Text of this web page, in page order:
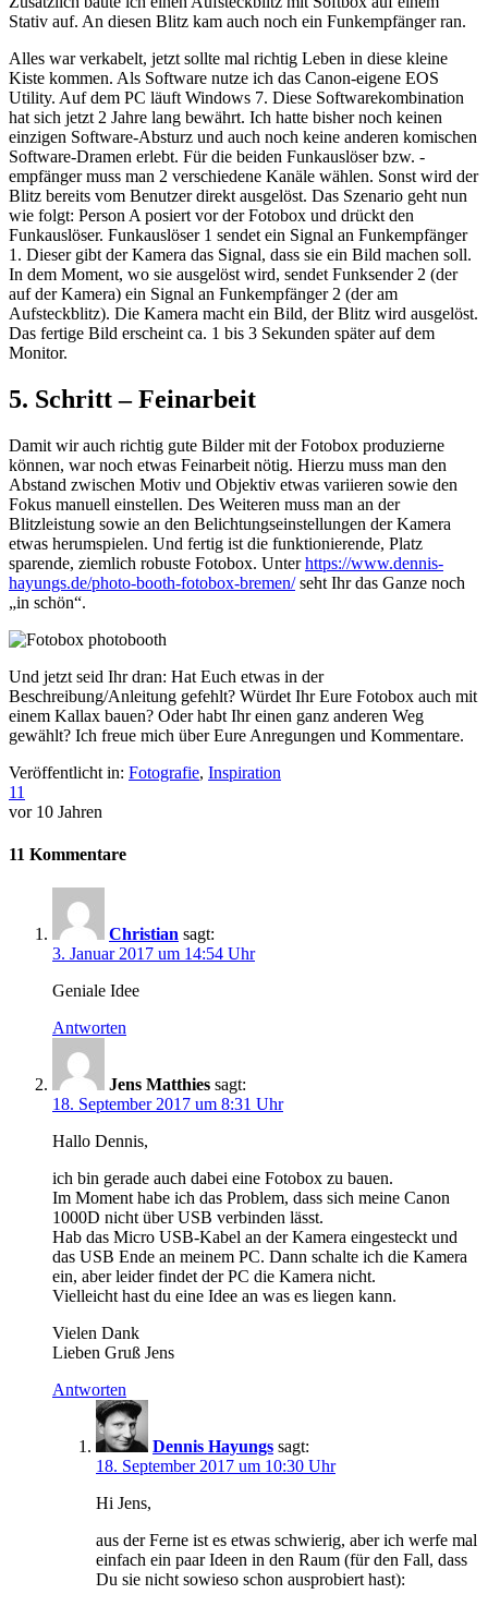
Stativ auf. An diesen Blitz kam auch noch ein Funkempfänger ran.
Alles war verkabelt, jetzt sollte mal richtig Leben in diese kleine
Kiste kommen. Als Software nutze ich das Canon-eigene EOS
Utility. Auf dem PC läuft Windows 7. Diese Softwarekombination
hat sich jetzt 2 Jahre lang bewährt. Ich hatte bisher noch keinen
einzigen Software-Absturz und auch noch keine anderen komischen
Software-Dramen erlebt. Für die beiden Funkauslöser bzw. -
empfänger muss man 2 verschiedene Kanäle wählen. Sonst wird der
Blitz bereits vom Benutzer direkt ausgelöst. Das Szenario geht nun
wie folgt: Person A posiert vor der Fotobox und drückt den
Funkauslöser. Funkauslöser 1 sendet ein Signal an Funkempfänger
1. Dieser gibt der Kamera das Signal, dass sie ein Bild machen soll.
In dem Moment, wo sie ausgelöst wird, sendet Funksender 2 (der
auf der Kamera) ein Signal an Funkempfänger 2 (der am
Aufsteckblitz). Die Kamera macht ein Bild, der Blitz wird ausgelöst.
Das fertige Bild erscheint ca. 1 bis 3 Sekunden später auf dem
Monitor.
5. Schritt – Feinarbeit
Damit wir auch richtig gute Bilder mit der Fotobox produzierne
können, war noch etwas Feinarbeit nötig. Hierzu muss man den
Abstand zwischen Motiv und Objektiv etwas variieren sowie den
Fokus manuell einstellen. Des Weiteren muss man an der
Blitzleistung sowie an den Belichtungseinstellungen der Kamera
etwas herumspielen. Und fertig ist die funktionierende, Platz
sparende, ziemlich robuste Fotobox. Unterhttps://www.dennis-
hayungs.de/photo-booth-fotobox-bremen/seht Ihr das Ganze noch
„in schön“.
Und jetzt seid Ihr dran: Hat Euch etwas in der
Beschreibung/Anleitung gefehlt? Würdet Ihr Eure Fotobox auch mit
einem Kallax bauen? Oder habt Ihr einen ganz anderen Weg
gewählt? Ich freue mich über Eure Anregungen und Kommentare.
Veröffentlicht in: Fotografie, Inspiration
11
vor 10 Jahren
11 Kommentare
Christian sagt:
3. Januar 2017 um 14:54 Uhr
Geniale Idee
Antworten
Jens Matthies sagt:
18. September 2017 um 8:31 Uhr
Hallo Dennis,
ich bin gerade auch dabei eine Fotobox zu bauen.
Im Moment habe ich das Problem, dass sich meine Canon
1000D nicht über USB verbinden lässt.
Hab das Micro USB-Kabel an der Kamera eingesteckt und
das USB Ende an meinem PC. Dann schalte ich die Kamera
ein, aber leider findet der PC die Kamera nicht.
Vielleicht hast du eine Idee an was es liegen kann.
Vielen Dank
Lieben Gruß Jens
Antworten
Dennis Hayungs sagt:
18. September 2017 um 10:30 Uhr
Hi Jens,
aus der Ferne ist es etwas schwierig, aber ich werfe mal
einfach ein paar Ideen in den Raum (für den Fall, dass
Du sie nicht sowieso schon ausprobiert hast):